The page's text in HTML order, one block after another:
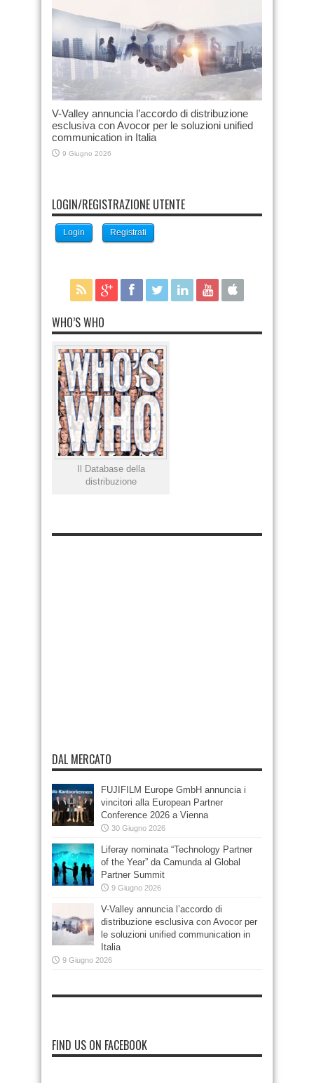
V-Valley annuncia l’accordo di distribuzione
esclusiva con Avocor per le soluzioni unified
communication in Italia
9 Giugno 2026
LOGIN/REGISTRAZIONE UTENTE
Login Registrati
WHO’S WHO
Il Database della
distribuzione
DAL MERCATO
FUJIFILM Europe GmbH annuncia i
vincitori alla European Partner
Conference 2026 a Vienna
30 Giugno 2026
Liferay nominata “Technology Partner
of the Year” da Camunda al Global
Partner Summit
9 Giugno 2026
V-Valley annuncia l’accordo di
distribuzione esclusiva con Avocor per
le soluzioni unified communication in
Italia
9 Giugno 2026
FIND US ON FACEBOOK